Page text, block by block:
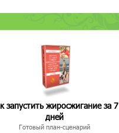
запустить жиросжигание за 7
дней
Готовый план-сценарий